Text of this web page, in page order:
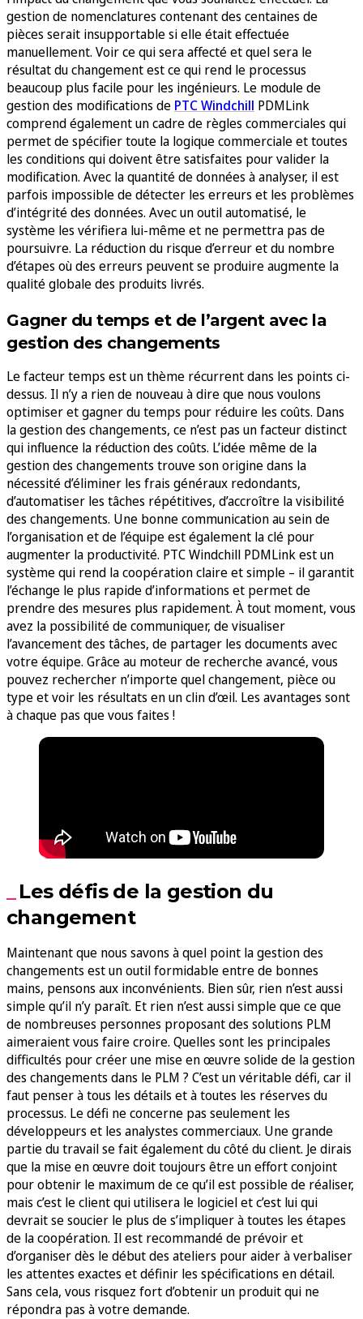
gestion de nomenclatures contenant des centaines de
pièces serait insupportable si elle était effectuée
manuellement. Voir ce qui sera affecté et quel sera le
résultat du changement est ce qui rend le processus
beaucoup plus facile pour les ingénieurs. Le module de
gestion des modifications de PTC Windchill PDMLink
comprend également un cadre de règles commerciales qui
permet de spécifier toute la logique commerciale et toutes
les conditions qui doivent être satisfaites pour valider la
modification. Avec la quantité de données à analyser, il est
parfois impossible de détecter les erreurs et les problèmes
d’intégrité des données. Avec un outil automatisé, le
système les vérifiera lui-même et ne permettra pas de
poursuivre. La réduction du risque d’erreur et du nombre
d’étapes où des erreurs peuvent se produire augmente la
qualité globale des produits livrés.
Gagner du temps et de l’argent avec la
gestion des changements
Le facteur temps est un thème récurrent dans les points ci-
dessus. Il n’y a rien de nouveau à dire que nous voulons
optimiser et gagner du temps pour réduire les coûts. Dans
la gestion des changements, ce n’est pas un facteur distinct
qui influence la réduction des coûts. L’idée même de la
gestion des changements trouve son origine dans la
nécessité d’éliminer les frais généraux redondants,
d’automatiser les tâches répétitives, d’accroître la visibilité
des changements. Une bonne communication au sein de
l’organisation et de l’équipe est également la clé pour
augmenter la productivité. PTC Windchill PDMLink est un
système qui rend la coopération claire et simple – il garantit
l’échange le plus rapide d’informations et permet de
prendre des mesures plus rapidement. À tout moment, vous
avez la possibilité de communiquer, de visualiser
l’avancement des tâches, de partager les documents avec
votre équipe. Grâce au moteur de recherche avancé, vous
pouvez rechercher n’importe quel changement, pièce ou
type et voir les résultats en un clin d’œil. Les avantages sont
à chaque pas que vous faites !
Les défis de la gestion du
changement
Maintenant que nous savons à quel point la gestion des
changements est un outil formidable entre de bonnes
mains, pensons aux inconvénients. Bien sûr, rien n’est aussi
simple qu’il n’y paraît. Et rien n’est aussi simple que ce que
de nombreuses personnes proposant des solutions PLM
aimeraient vous faire croire. Quelles sont les principales
difficultés pour créer une mise en œuvre solide de la gestion
des changements dans le PLM ? C’est un véritable défi, car il
faut penser à tous les détails et à toutes les réserves du
processus. Le défi ne concerne pas seulement les
développeurs et les analystes commerciaux. Une grande
partie du travail se fait également du côté du client. Je dirais
que la mise en œuvre doit toujours être un effort conjoint
pour obtenir le maximum de ce qu’il est possible de réaliser,
mais c’est le client qui utilisera le logiciel et c’est lui qui
devrait se soucier le plus de s’impliquer à toutes les étapes
de la coopération. Il est recommandé de prévoir et
d’organiser dès le début des ateliers pour aider à verbaliser
les attentes exactes et définir les spécifications en détail.
Sans cela, vous risquez fort d’obtenir un produit qui ne
répondra pas à votre demande.